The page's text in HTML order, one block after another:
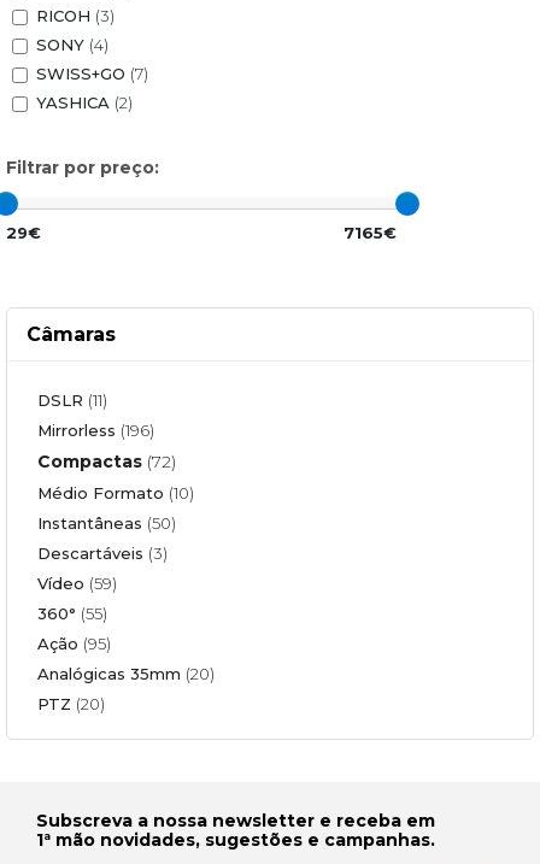
RICOH (3)
SONY (4)
SWISS+GO (7)
YASHICA (2)
Filtrar por preço:
29€ 7165€
Câmaras
DSLR (11)
Mirrorless (196)
Compactas (72)
Médio Formato (10)
Instantâneas (50)
Descartáveis (3)
Vídeo (59)
360° (55)
Ação (95)
Analógicas 35mm (20)
PTZ (20)
Subscreva a nossa newsletter e receba em
1ª mão novidades, sugestões e campanhas.